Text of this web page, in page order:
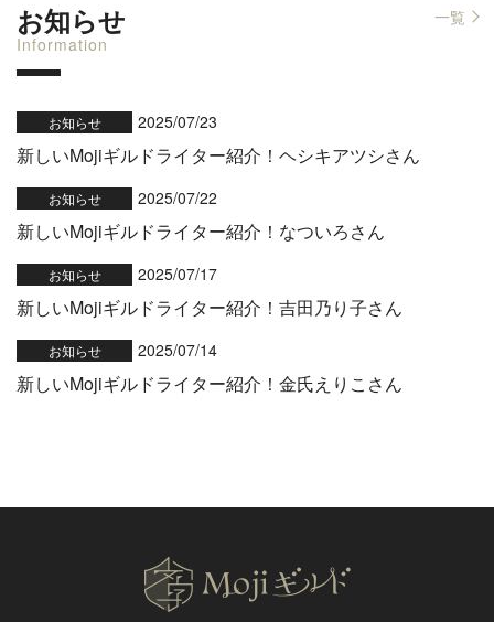
お知らせ
Information
一覧
お知らせ 2025/07/23
新しいMojiギルドライター紹介！ヘシキアツシさん
お知らせ 2025/07/22
新しいMojiギルドライター紹介！なついろさん
お知らせ 2025/07/17
新しいMojiギルドライター紹介！吉田乃り子さん
お知らせ 2025/07/14
新しいMojiギルドライター紹介！金氏えりこさん